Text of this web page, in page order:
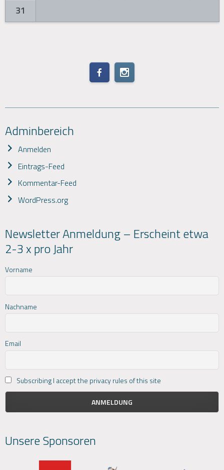
31
Adminbereich
Anmelden
Eintrags-Feed
Kommentar-Feed
WordPress.org
Newsletter Anmeldung – Erscheint etwa
2-3 x pro Jahr
Vorname
Nachname
Email
Subscribing I accept the privacy rules of this site
Unsere Sponsoren